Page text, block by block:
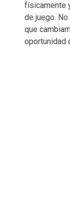
físicamente
de juego.
que
oportunidad